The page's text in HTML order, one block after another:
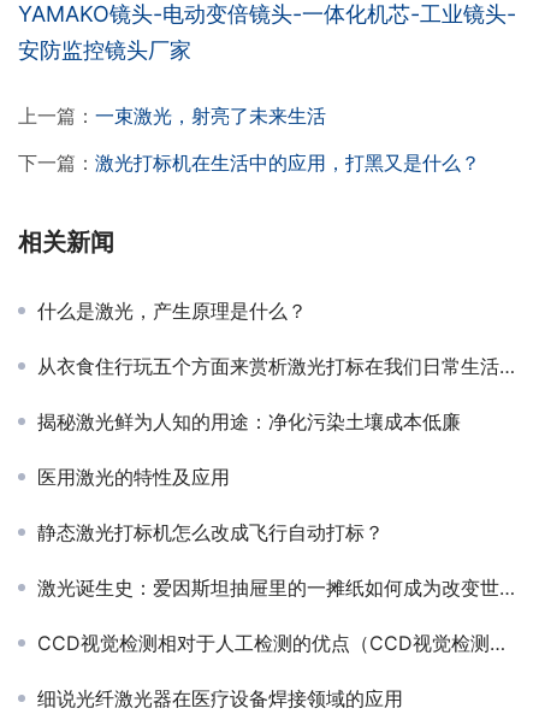
YAMAKO镜头-电动变倍镜头-一体化机芯-工业镜头-
安防监控镜头厂家
上一篇： 一束激光，射亮了未来生活
下一篇： 激光打标机在生活中的应用，打黑又是什么？
相关新闻
什么是激光，产生原理是什么？
从衣食住行玩五个方面来赏析激光打标在我们日常生活中的应用
揭秘激光鲜为人知的用途：净化污染土壤成本低廉
医用激光的特性及应用
静态激光打标机怎么改成飞行自动打标？
激光诞生史：爱因斯坦抽屉里的一摊纸如何成为改变世界的力量
CCD视觉检测相对于人工检测的优点（CCD视觉检测技术）
细说光纤激光器在医疗设备焊接领域的应用